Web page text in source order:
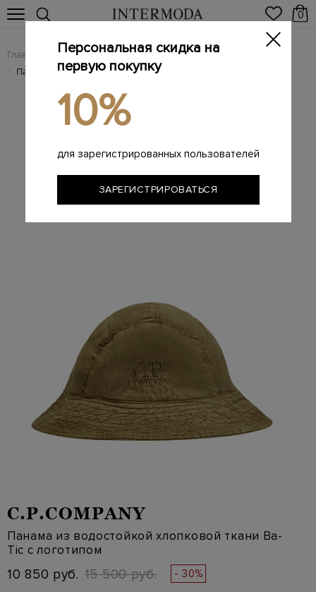
0
Главная Мужчинам / Аксессуары / Головные уборы
/ Панама из водостойкой хлопковой ткани Ba-Tic с логотипом
C.P.COMPANY
Панама из водостойкой хлопковой ткани Ba-
Tic с логотипом
10 850 руб. 15 500 руб. - 30%
Персональная скидка на
первую покупку
10%
для зарегистрированных пользователей
ЗАРЕГИСТРИРОВАТЬСЯ